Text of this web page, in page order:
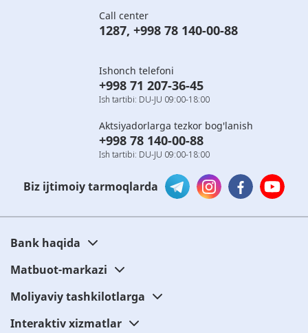
Call center
1287, +998 78 140-00-88
Ishonch telefoni
+998 71 207-36-45
Ish tartibi: DU-JU 09:00-18:00
Aktsiyadorlarga tezkor bog'lanish
+998 78 140-00-88
Ish tartibi: DU-JU 09:00-18:00
Biz ijtimoiy tarmoqlarda
Bank haqida
Matbuot-markazi
Moliyaviy tashkilotlarga
Interaktiv xizmatlar